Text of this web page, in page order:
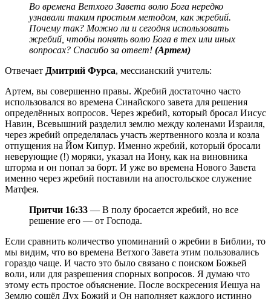
Во времена Ветхого Завета волю Бога нередко
узнавали таким простым методом, как жребий.
Почему так? Можно ли и сегодня использовать
жребий, чтобы понять волю Бога в тех или иных
вопросах? Спасибо за ответ! (Артем)
Отвечает Дмитрий Фурса, мессианский учитель:
Артем, вы совершенно правы. Жребий достаточно часто
использовался во времена Синайского завета для решения
определённых вопросов. Через жребий, который бросал Иисус
Навин, Всевышний разделил землю между коленами Израиля,
через жребий определялась участь жертвенного козла и козла
отпущения на Йом Кипур. Именно жребий, который бросали
неверующие (!) моряки, указал на Иону, как на виновника
шторма и он попал за борт. И уже во времена Нового Завета
именно через жребий поставили на апостольское служение
Матфея.
Притчи 16:33 — В полу бросается жребий, но все
решение его — от Господа.
Если сравнить количество упоминаний о жребии в Библии, то
мы видим, что во времена Ветхого Завета этим пользовались
гораздо чаще. И часто это было связано с поиском Божьей
воли, или для разрешения спорных вопросов. Я думаю что
этому есть простое объяснение. После воскресения Иешуа на
Землю сошёл Дух Божий и Он наполняет каждого истинно